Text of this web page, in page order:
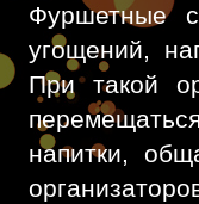
Фуршетные
угощений,
При такой
напитки,